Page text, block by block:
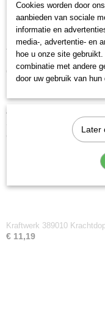
7612206031202
Productcode leverancier
328012
Uitvoering: Veeltand
Materiaal: S2 Staal
Totale lengte: 55 mm
Grootte: M12
Aandrijfgrootte: 1/2 inch
Ook interessant
Kraftwerk 389010
€ 11,19
Cookies worden door
aanbieden van sociale
informatie en
media-, advertentie- en
hoe u onze site
combinatie met andere
door uw gebruik van
Later